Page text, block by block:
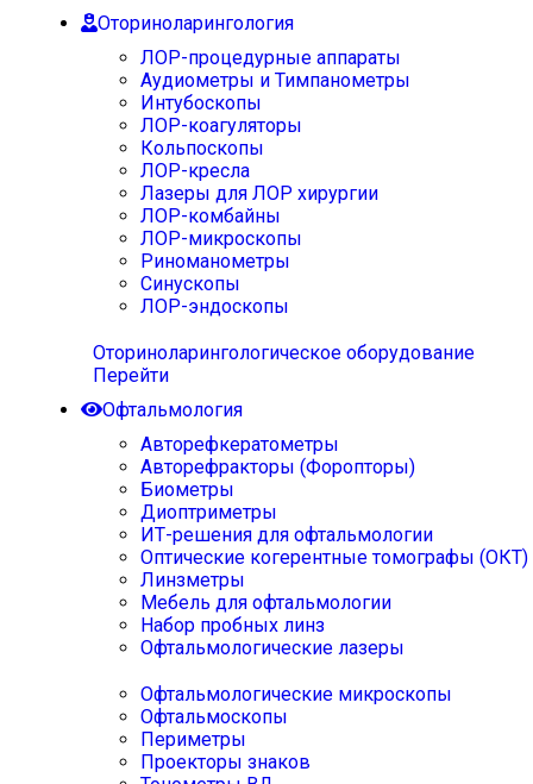
Оториноларингология
ЛОР-процедурные аппараты
Аудиометры и Тимпанометры
Интубоскопы
ЛОР-коагуляторы
Кольпоскопы
ЛОР-кресла
Лазеры для ЛОР хирургии
ЛОР-комбайны
ЛОР-микроскопы
Риноманометры
Синускопы
ЛОР-эндоскопы
Оториноларингологическое оборудование
Перейти
Офтальмология
Авторефкератометры
Авторефракторы (Форопторы)
Биометры
Диоптриметры
ИТ-решения для офтальмологии
Оптические когерентные томографы (ОКТ)
Линзметры
Мебель для офтальмологии
Набор пробных линз
Офтальмологические лазеры
Офтальмологические микроскопы
Офтальмоскопы
Периметры
Проекторы знаков